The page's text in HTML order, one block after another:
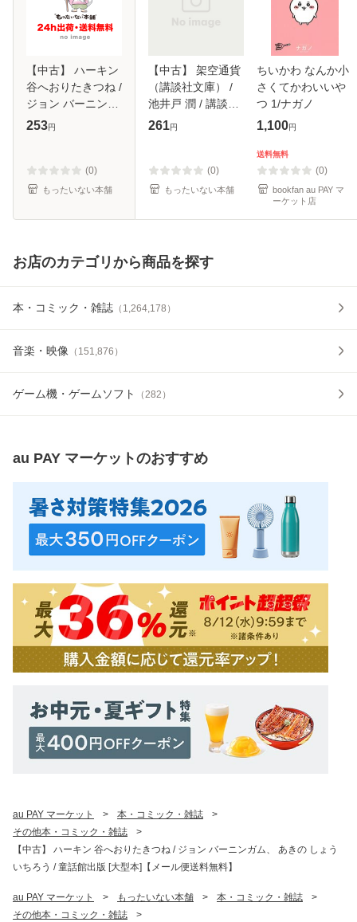
【中古】 ハーキン
谷へおりたきつね /
ジョン バーニンガ
ム、 あきの しょう
ール便送料無料】
253円
(0)
もったいない本舗
【中古】 架空通貨
（講談社文庫） /
池井戸 潤 / 講談社
[文庫]【メール便送
261円
(0)
もったいない本舗
ちいかわ なんか小
さくてかわいいや
つ 1/ナガノ
1,100円
送料無料
(0)
bookfan au PAY マ
ーケット店
お店のカテゴリから商品を探す
本・コミック・雑誌 （ 1,264,178 ）
音楽・映像 （ 151,876 ）
ゲーム機・ゲームソフト （282 ）
au PAY マーケットのおすすめ
au PAY マーケット > 本・コミック・雑誌
>
その他本・コミック・雑誌
>
【中古】 ハーキン 谷へおりたきつね / ジョン バーニンガム、 あきの しょう
いちろう / 童話館出版 [大型本]【メール便送料無料】
au PAY マーケット > もったいない本舗 > 本・コミック・雑誌
>
その他本・コミック・雑誌
>